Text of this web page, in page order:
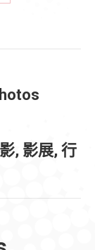
, 影展, 行